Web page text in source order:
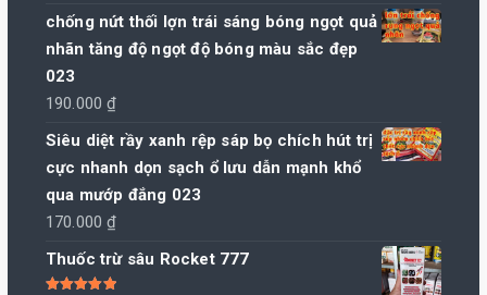
giá:
từ
chống nứt thối lợn trái sáng bóng ngọt quả
nhãn tăng độ ngọt độ bóng màu sắc đẹp
023
190.000₫
Siêu diệt rầy xanh rệp sáp bọ chích hút trị
cực nhanh dọn sạch ổ lưu dẫn mạnh khổ
qua mướp đắng 023
170.000₫
Thuốc trừ sâu Rocket 777